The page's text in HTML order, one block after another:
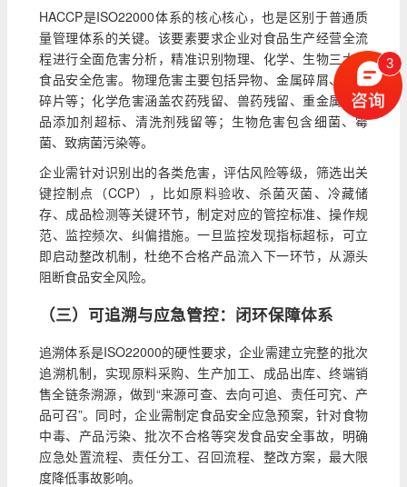
HACCP是ISO22000体系的核心核心，也是区别于普通质
量管理体系的关键。该要素要求企业对食品生产经营全流
程进行全面危害分析，精准识别物理、化学、生物三大类
食品安全危害。物理危害主要包括异物、金属碎屑、玻璃
碎片等；化学危害涵盖农药残留、兽药残留、重金属、食
品添加剂超标、清洗剂残留等；生物危害包含细菌、霉
菌、致病菌污染等。
企业需针对识别出的各类危害，评估风险等级，筛选出关
键控制点（CCP），比如原料验收、杀菌灭菌、冷藏储
存、成品检测等关键环节，制定对应的管控标准、操作规
范、监控频次、纠偏措施。一旦监控发现指标超标，可立
即启动整改机制，杜绝不合格产品流入下一环节，从源头
阻断食品安全风险。
（三）可追溯与应急管控：闭环保障体系
追溯体系是ISO22000的硬性要求，企业需建立完整的批次
追溯机制，实现原料采购、生产加工、成品出库、终端销
售全链条溯源，做到“来源可查、去向可追、责任可究、产
品可召”。同时，企业需制定食品安全应急预案，针对食物
中毒、产品污染、批次不合格等突发食品安全事故，明确
应急处置流程、责任分工、召回流程、整改方案，最大限
度降低事故影响。
3